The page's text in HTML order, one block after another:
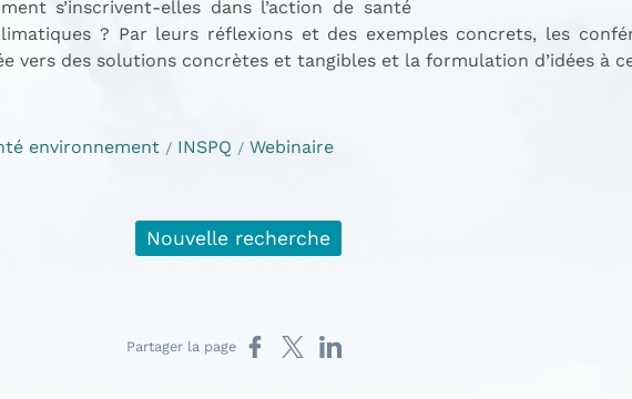
s’inscrivent-elles dans l’action de santé
? Par leurs réflexions et des exemples concrets, les
vers des solutions concrètes et tangibles et la formulation d’idées à
environnement INSPQ Webinaire
Nouvelle recherche
Partager la page Partager sur Facebook
Partager sur X
Partager sur LinkedIn